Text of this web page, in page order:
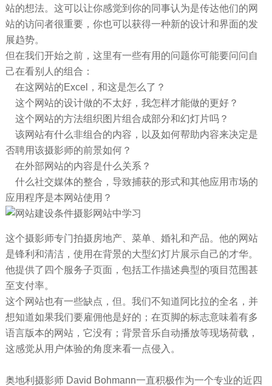
站的想法。这可以让你感觉到你的同事认为是传达他们的网
站的访问者很重要，你也可以获得一种新的设计和界面的发
展趋势。
但在我们开始之前，这里有一些有用的问题你可能要问问自
己在看别人的组合：
在这网站的Excel，和这是怎么了？
这个网站的设计做的不太好，我怎样才能做的更好？
这个网站的方法组织图片组合成部分和幻灯片吗？
该网站有什么非组合的内容，以及如何帮助内容来决定是
否聘用该摄影师的前景如何？
在外部网站的内容是什么关系？
什么社交媒体的整合，导致捕获的形式和其他应用市场的
应用程序是本网站使用？
这个摄影师专门拍摄房地产、菜单、婚礼和产品。他的网站
是锋利和清洁，使用在背景的大型幻灯片展示自己的才华。
他提供了四个服务子页面，包括工作描述典型的项目范围甚
至支付率。
这个网站也有一些缺点，但。我们不知道阿比拉的全名，并
想知道如果我们要雇佣他是好的；在页脚的标志意味着有多
语言版本的网站，它没有；背景音乐自动播放等现场荷载，
这感觉从用户体验的角度来看一点侵入。
奥地利摄影师 David Bohmann一直积极作为一个专业的近四